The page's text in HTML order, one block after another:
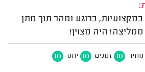
ברוגע ומהר תוך מתן
היה מצוין!
מחיר 10 זמנים 10 יחס 10